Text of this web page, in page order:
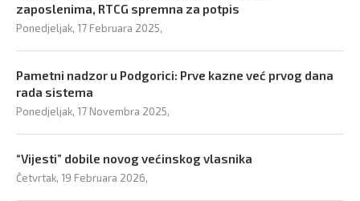
zaposlenima, RTCG spremna za potpis
Ponedjeljak, 17 Februara 2025,
Pametni nadzor u Podgorici: Prve kazne već prvog dana
rada sistema
Ponedjeljak, 17 Novembra 2025,
“Vijesti” dobile novog većinskog vlasnika
Četvrtak, 19 Februara 2026,